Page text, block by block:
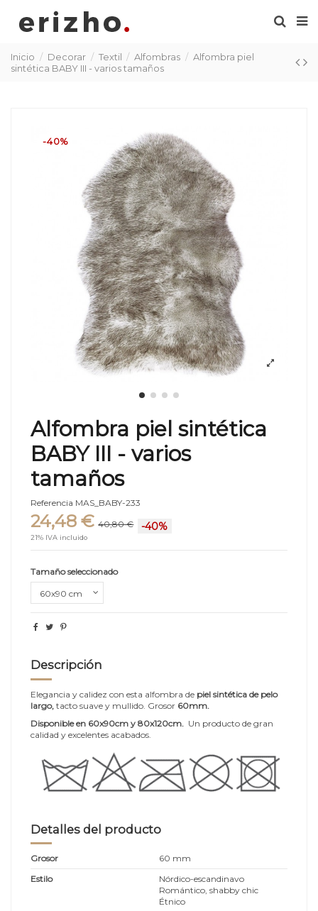
Inicio Decorar Textil Alfombras
Alfombra piel
sintética BABY III - varios tamaños
-40%
Alfombra piel sintética
BABY III - varios
tamaños
Referencia MAS_BABY-233
24,48 € 40,80 € -40%
21% IVA incluido
Tamaño seleccionado
Descripción
Elegancia y calidez con esta alfombra de piel sintética de pelo
largo, tacto suave y mullido. Grosor 60mm.
Disponible en 60x90cm y 80x120cm. Un producto de gran
calidad y excelentes acabados.
Detalles del producto
Grosor
60 mm
Estilo
Nórdico-escandinavo
Romántico, shabby chic
Étnico